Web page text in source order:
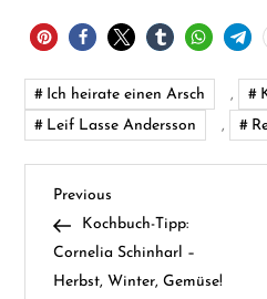
Ich heirate einen Arsch ,
Leif Lasse Andersson
,
B
e
Previous
Post
Previous
Kochbuch-Tipp:
Cornelia Schinharl –
Herbst, Winter, Gemüse!